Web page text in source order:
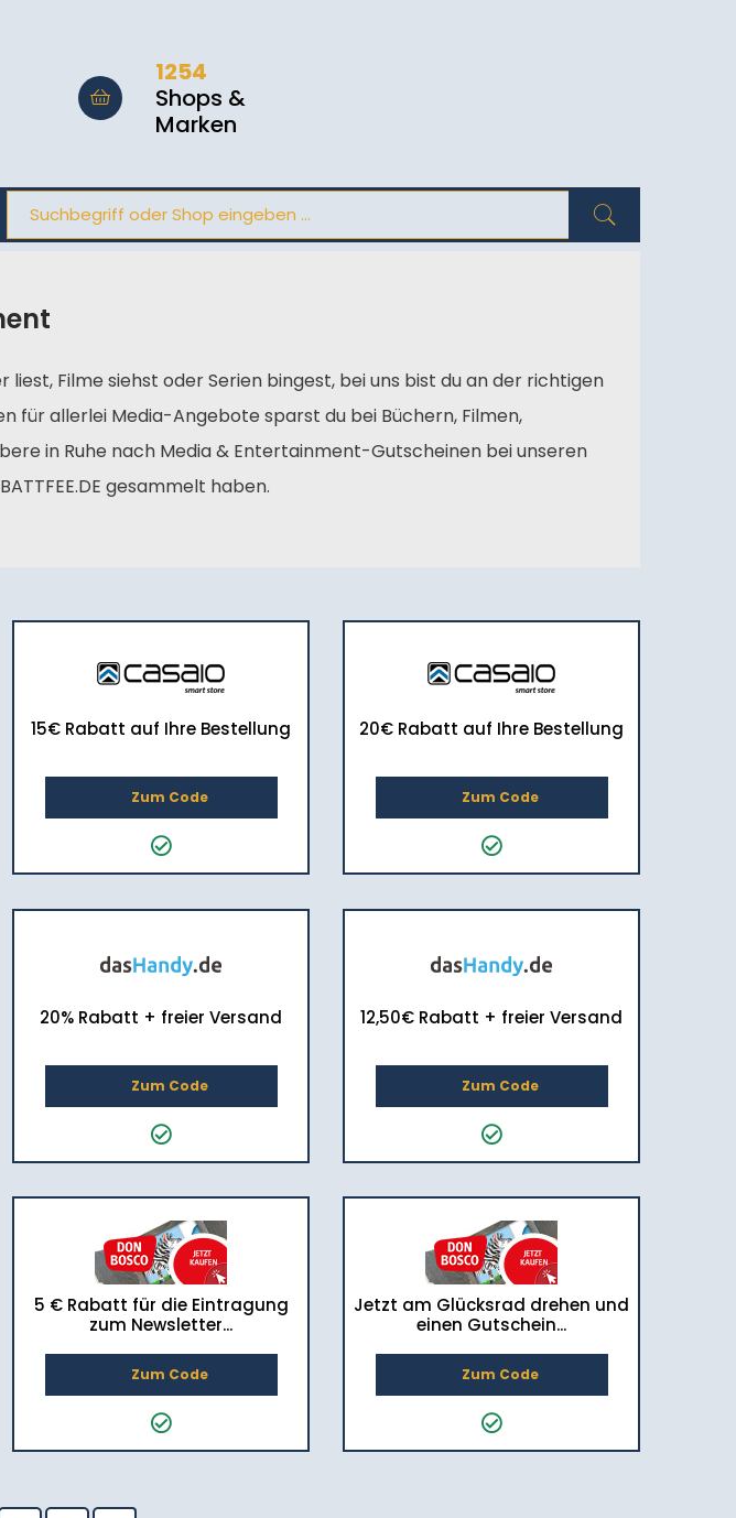
1254
Shops &
Marken
liest, Filme siehst oder Serien bingest, bei uns bist du an der richtigen
für allerlei Media-Angebote sparst du bei Büchern, Filmen,
in Ruhe nach Media & Entertainment-Gutscheinen bei unseren
gesammelt haben.
15€ Rabatt auf Ihre Bestellung
Zum Code
20€ Rabatt auf Ihre Bestellung
Zum Code
20% Rabatt + freier Versand
Zum Code
12,50€ Rabatt + freier Versand
Zum Code
5 € Rabatt für die Eintragung
zum Newsletter...
Zum Code
Jetzt am Glücksrad drehen und
einen Gutschein...
Zum Code